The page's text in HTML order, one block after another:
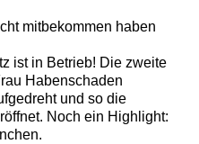
mitbekommen haben
ist in Betrieb! Die zweite
Habenschaden
und so die
Noch ein Highlight: